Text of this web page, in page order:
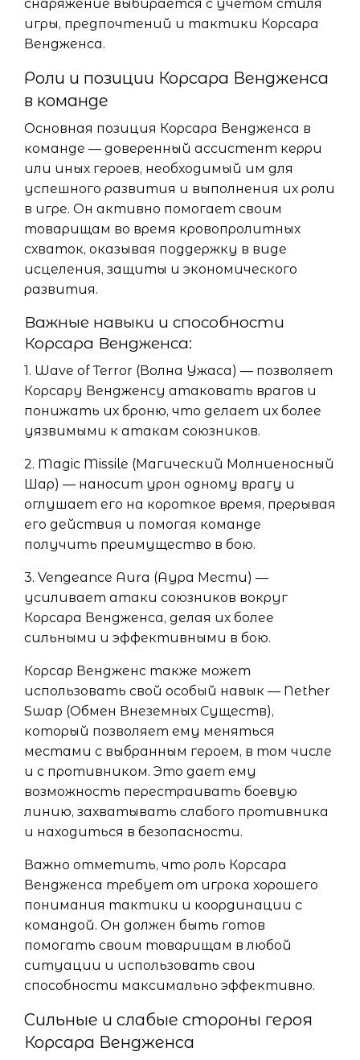
снаряжение выбирается с учетом стиля
игры, предпочтений и тактики Корсара
Вендженса.
Роли и позиции Корсара Вендженса
в команде
Основная позиция Корсара Вендженса в
команде — доверенный ассистент керри
или иных героев, необходимый им для
успешного развития и выполнения их роли
в игре. Он активно помогает своим
товарищам во время кровопролитных
схваток, оказывая поддержку в виде
исцеления, защиты и экономического
развития.
Важные навыки и способности
Корсара Вендженса:
1. Wave of Terror (Волна Ужаса) — позволяет
Корсару Вендженсу атаковать врагов и
понижать их броню, что делает их более
уязвимыми к атакам союзников.
2. Magic Missile (Магический Молниеносный
Шар) — наносит урон одному врагу и
оглушает его на короткое время, прерывая
его действия и помогая команде
получить преимущество в бою.
3. Vengeance Aura (Аура Мести) —
усиливает атаки союзников вокруг
Корсара Вендженса, делая их более
сильными и эффективными в бою.
Корсар Вендженс также может
использовать свой особый навык — Nether
Swap (Обмен Внеземных Существ),
который позволяет ему меняться
местами с выбранным героем, в том числе
и с противником. Это дает ему
возможность перестраивать боевую
линию, захватывать слабого противника
и находиться в безопасности.
Важно отметить, что роль Корсара
Вендженса требует от игрока хорошего
понимания тактики и координации с
командой. Он должен быть готов
помогать своим товарищам в любой
ситуации и использовать свои
способности максимально эффективно.
Сильные и слабые стороны героя
Корсара Вендженса